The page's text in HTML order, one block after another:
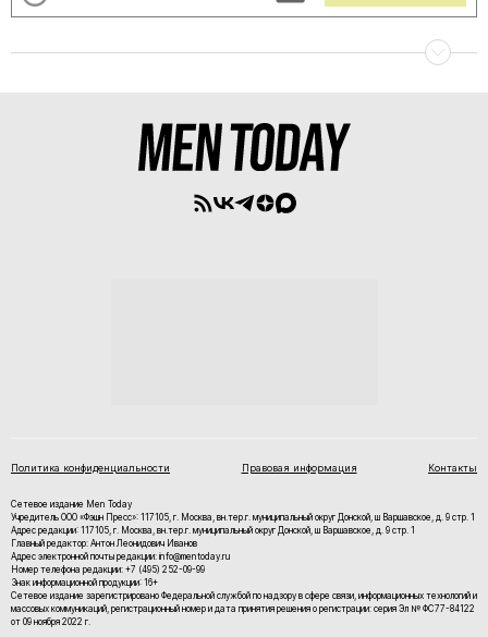
Политика конфиденциальности Правовая информация Контакты
Сетевое издание Men Today
Учредитель ООО «Фэшн Пресс»: 117105, г. Москва, вн.тер.г. муниципальный округ Донской, ш Варшавское, д. 9 стр. 1
Адрес редакции: 117105, г. Москва, вн.тер.г. муниципальный округ Донской, ш Варшавское, д. 9 стр. 1
Главный редактор: Антон Леонидович Иванов
Адрес электронной почты редакции: info@mentoday.ru
Номер телефона редакции: +7 (495) 252-09-99
Знак информационной продукции: 16+
Cетевое издание зарегистрировано Федеральной службой по надзору в сфере связи, информационных технологий и
массовых коммуникаций, регистрационный номер и дата принятия решения о регистрации: серия Эл № ФС77-84122
от 09 ноября 2022 г.